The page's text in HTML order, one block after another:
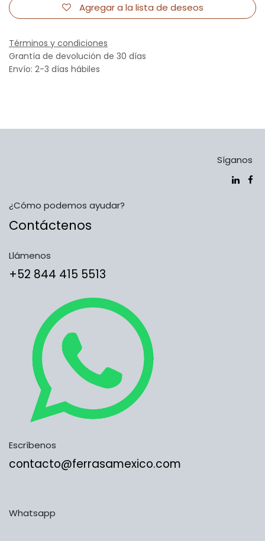
Agregar a la lista de deseos
Términos y condiciones
Grantía de devolución de 30 días
Envío: 2-3 días hábiles
Síganos
¿Cómo podemos ayudar?
Contáctenos
Llámenos
​​​​​​​​​​​​+5​2​ ​8​4​4​ ​4​1​5​ 5​5​1​3​​​​​​​​​​​​​​
Escríbenos
contacto@ferrasamexico.com
Whatsapp